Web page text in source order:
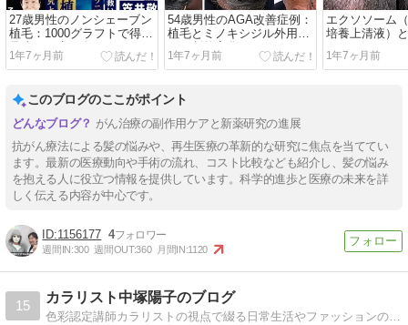
27歳男性のノンシェーブン
植毛：1000グラフトで得た
見違える生え際
1年7ヶ月前
54歳男性のAGA改善症例：
植毛とミノキシジル外用に
よる劇的変化
1年7ヶ月前
エクソソーム
培養上清液）
1年7ヶ月前
このブログのここがポイント
がん治療の副作用ケアと新薬研究の進展
抗がん療法による髪の悩みや、再生医療の革新的な研究に焦点を当ててい
ます。最新の医療動向や手術の流れ、コスト比較なども紹介し、髪の悩み
を抱える人に役立つ情報を提供しています。科学的進歩と医療の未来を詳
しく伝える内容が中心です。
1156177 4
週間IN:300 週間OUT:360 月間IN:1120
15
カラリスト中塚陽子のブログ
色彩認定講師カラリストの視点で綴る日常生活やファッションの色日記〜色彩学と配色deセンスアップ!＆スキルアップ! Cocoiro Color〜